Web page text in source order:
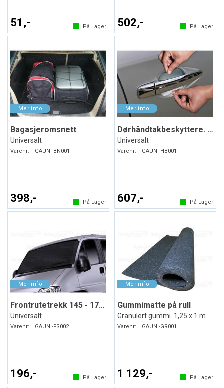
51,- På Lager 502,- På Lager
Bagasjeromsnett
Universalt
Varenr: GAUNI-BN001
398,- På Lager
Dørhåndtakbeskyttere. Folie. PPF
Universalt
Varenr: GAUNI-HB001
607,- På Lager
Frontrutetrekk 145 - 175 x 95 cm
Universalt
Varenr: GAUNI-FS002
196,- På Lager
Gummimatte på rull
Granulert gummi. 1,25 x 1 m
Varenr: GAUNI-GR001
1 129,- På Lager